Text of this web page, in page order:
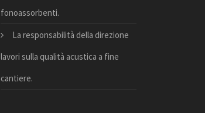
fonoassorbenti.
La responsabilità della direzione
lavori sulla qualità acustica a fine
cantiere.